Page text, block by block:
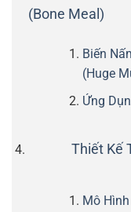
(Bone Meal)
Biến
(Huge
Ứng
Thiết Kế
Mô